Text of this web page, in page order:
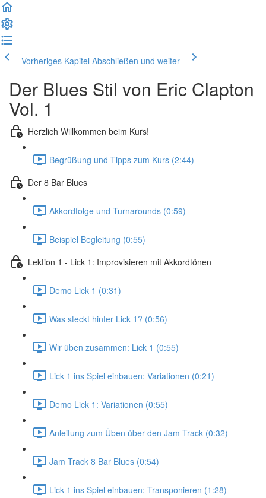
Vorheriges Kapitel Abschließen und weiter
Der Blues Stil von Eric Clapton
Vol. 1
Herzlich Willkommen beim Kurs!
Begrüßung und Tipps zum Kurs (2:44)
Der 8 Bar Blues
Akkordfolge und Turnarounds (0:59)
Beispiel Begleitung (0:55)
Lektion 1 - Lick 1: Improvisieren mit Akkordtönen
Demo Lick 1 (0:31)
Was steckt hinter Lick 1? (0:56)
Wir üben zusammen: Lick 1 (0:55)
Lick 1 ins Spiel einbauen: Variationen (0:21)
Demo Lick 1: Variationen (0:55)
Anleitung zum Üben über den Jam Track (0:32)
Jam Track 8 Bar Blues (0:54)
Lick 1 ins Spiel einbauen: Transponieren (1:28)